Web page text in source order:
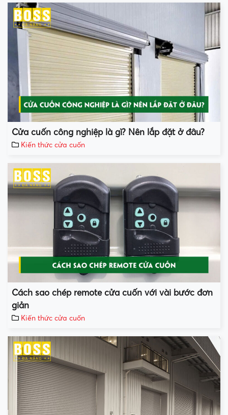
Cửa cuốn công nghiệp là gì? Nên lắp đặt ở đâu?
Kiến thức cửa cuốn
Cách sao chép remote cửa cuốn với vài bước đơn
giản
Kiến thức cửa cuốn